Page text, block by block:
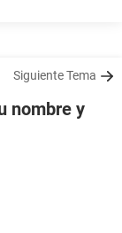
Siguiente Tema
nombre y